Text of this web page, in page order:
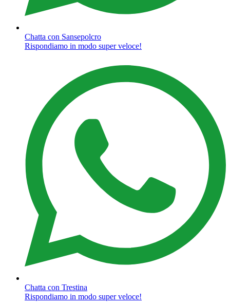
Chatta con Sansepolcro
Rispondiamo in modo super veloce!
Chatta con Trestina
Rispondiamo in modo super veloce!